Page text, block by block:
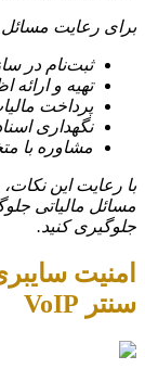
برای رعایت مسائل
ثبت‌نام در
تهیه و ارائه
پرداخت
نگهداری
مشاوره با
با رعایت این
مسائل مالیاتی
جلوگیری کنید.
امنیت
سنتر VoIP